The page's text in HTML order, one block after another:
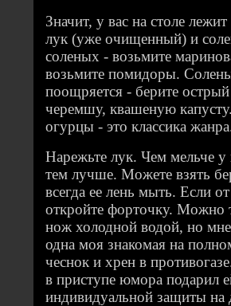
Значит, у вас на столе
лук (уже очищенный) и
соленых - возьмите
возьмите помидоры.
поощряется - берите
черемшу, квашеную
огурцы - это классика
Нарежьте лук. Чем мельче у
тем лучше. Можете взять
всегда ее лень мыть. Если от
откройте форточку. Можно
нож холодной водой, но
одна моя знакомая на
чеснок и хрен в
в приступе юмора подарил
индивидуальной защиты на